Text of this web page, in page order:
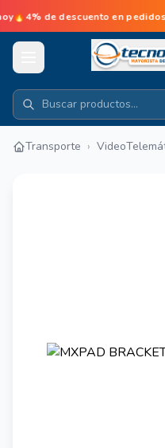
de descuento en
Transporte ›